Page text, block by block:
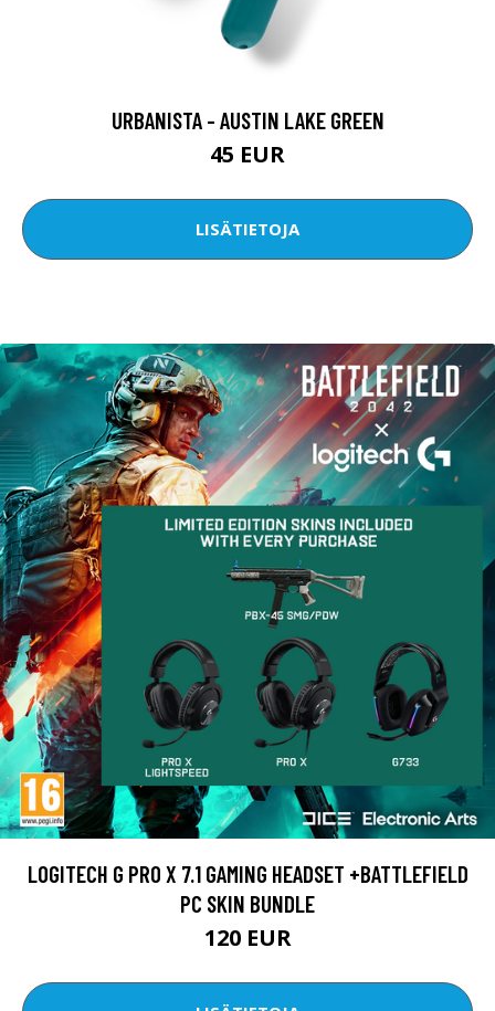
URBANISTA - AUSTIN LAKE GREEN
45 EUR
LISÄTIETOJA
LOGITECH G PRO X 7.1 GAMING HEADSET +BATTLEFIELD
PC SKIN BUNDLE
120 EUR